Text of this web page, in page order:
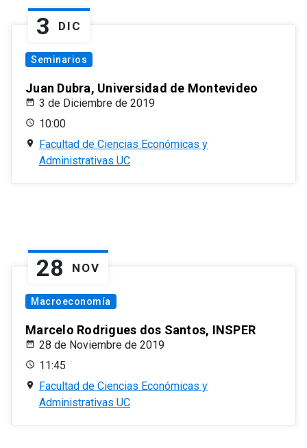
3 DIC
Seminarios
Juan Dubra, Universidad de Montevideo
3 de Diciembre de 2019
10:00
Facultad de Ciencias Económicas y
Administrativas UC
28 NOV
Macroeconomía
Marcelo Rodrigues dos Santos, INSPER
28 de Noviembre de 2019
11:45
Facultad de Ciencias Económicas y
Administrativas UC